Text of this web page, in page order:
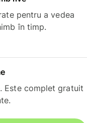
pentru a vedea
în timp.
Este complet gratuit